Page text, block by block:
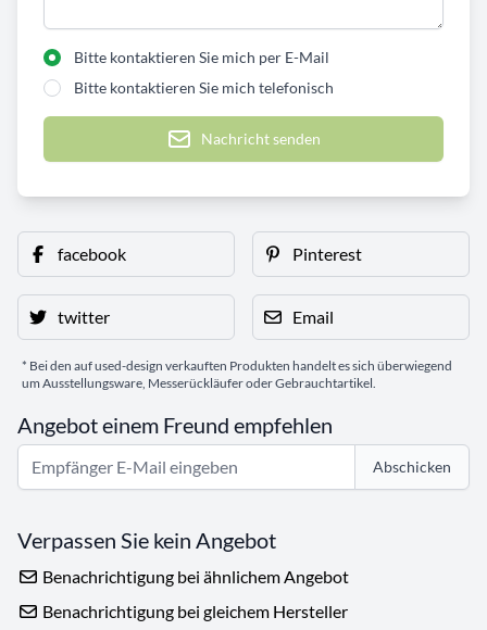
Bitte kontaktieren Sie mich per E-Mail
Bitte kontaktieren Sie mich telefonisch
Nachricht senden
facebook Pinterest
twitter Email
* Bei den auf used-design verkauften Produkten handelt es sich überwiegend
um Ausstellungsware, Messerückläufer oder Gebrauchtartikel.
Angebot einem Freund empfehlen
Abschicken
Verpassen Sie kein Angebot
Benachrichtigung bei ähnlichem Angebot
Benachrichtigung bei gleichem Hersteller